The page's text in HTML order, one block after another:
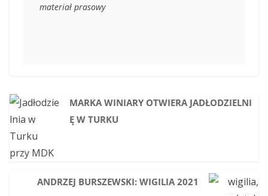
materiał prasowy
MARKA WINIARY OTWIERA JADŁODZIELNI
Ę W TURKU
ANDRZEJ BURSZEWSKI: WIGILIA 2021